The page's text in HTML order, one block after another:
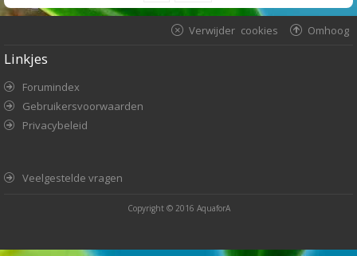
Omhoog
Verwijder cookies
Linkjes
Forumindex
Gebruikersvoorwaarden
Privacybeleid
Veelgestelde vragen
Copyright © 2016 AquaforA